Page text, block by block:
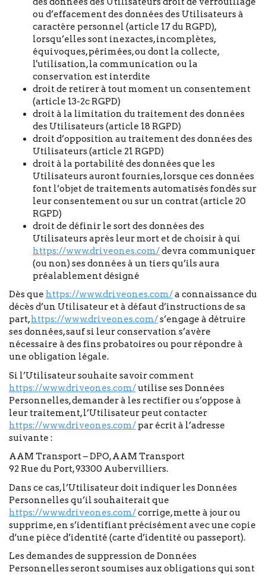
ou d’effacement des données des Utilisateurs à
caractère personnel (article 17 du RGPD),
lorsqu’elles sont inexactes, incomplètes,
équivoques, périmées, ou dont la collecte,
l'utilisation, la communication ou la
conservation est interdite
droit de retirer à tout moment un consentement
(article 13-2c RGPD)
droit à la limitation du traitement des données
des Utilisateurs (article 18 RGPD)
droit d’opposition au traitement des données des
Utilisateurs (article 21 RGPD)
droit à la portabilité des données que les
Utilisateurs auront fournies, lorsque ces données
font l’objet de traitements automatisés fondés sur
leur consentement ou sur un contrat (article 20
RGPD)
droit de définir le sort des données des
Utilisateurs après leur mort et de choisir à qui
https://www.driveones.com/devra communiquer
(ou non) ses données à un tiers qu’ils aura
préalablement désigné
Dès que https://www.driveones.com/a connaissance du
décès d’un Utilisateur et à défaut d’instructions de sa
part,https://www.driveones.com/s’engage à détruire
ses données, sauf si leur conservation s’avère
nécessaire à des fins probatoires ou pour répondre à
une obligation légale.
Si l’Utilisateur souhaite savoir comment
https://www.driveones.com/utilise ses Données
Personnelles, demander à les rectifier ou s’oppose à
leur traitement, l’Utilisateur peut contacter
https://www.driveones.com/ par écrit à l’adresse
suivante :
AAM Transport – DPO, AAM Transport
92 Rue du Port, 93300 Aubervilliers.
Dans ce cas, l’Utilisateur doit indiquer les Données
Personnelles qu’il souhaiterait que
https://www.driveones.com/corrige, mette à jour ou
supprime, en s’identifiant précisément avec une copie
d’une pièce d’identité (carte d’identité ou passeport).
Les demandes de suppression de Données
Personnelles seront soumises aux obligations qui sont